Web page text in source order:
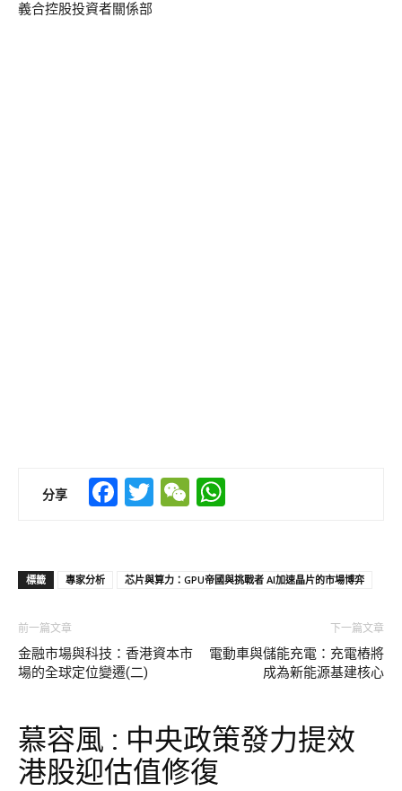
義合控股投資者關係部
分享 Facebook
TwitterWeChat
標籤 專家分析 芯片與算力：GPU帝國與挑戰者 AI加速晶片的市場博弈
前一篇文章
金融市場與科技：香港資本市
場的全球定位變遷(二)
下一篇文章
電動車與儲能充電：充電樁將
成為新能源基建核心
慕容風 : 中央政策發力提效
港股迎估值修復